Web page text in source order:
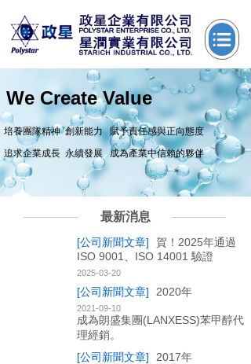
We Create Value
培養團隊精神 創新能力 賦予責任感與正向態度
追求企業成長 永續發展 成為產業中信賴的夥伴
[公司新聞文章]
賀！2025年通過
ISO 9001、ISO 14001 驗證
2025-03-20
[公司新聞文章] 2020年
2021-09-10
成為朗盛集團(LANXESS)苯甲醇代
理經銷。
[公司新聞文章]
2017年
最新消息